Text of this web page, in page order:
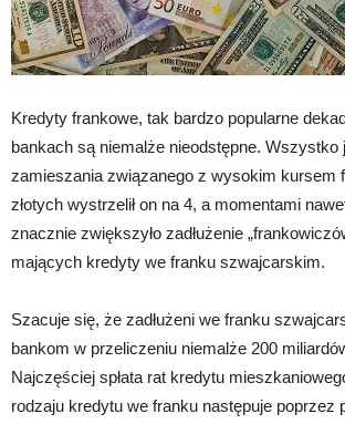
Kredyty frankowe, tak bardzo popularne
bankach są niemalże nieodstępne. Wszystko
zamieszania związanego z wysokim kursem
złotych wystrzelił on na 4, a momentami
znacznie zwiększyło zadłużenie
mających kredyty we franku szwajcarskim.
Szacuje się, że zadłużeni we franku
bankom w przeliczeniu niemalże 200
Najczęściej spłata rat kredytu
rodzaju kredytu we franku następuje poprzez